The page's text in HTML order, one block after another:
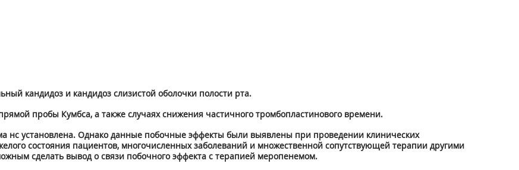
кандидоз и кандидоз слизистой оболочки полости рта.
пробы Кумбса, а также случаях снижения частичного тромбопластинового времени.
нс установлена. Однако данные побочные эффекты были выявлены при проведении клинических
состояния пациентов, многочисленных заболеваний и множественной сопутствующей терапии другими
сделать вывод о связи побочного эффекта с терапией меропенемом.